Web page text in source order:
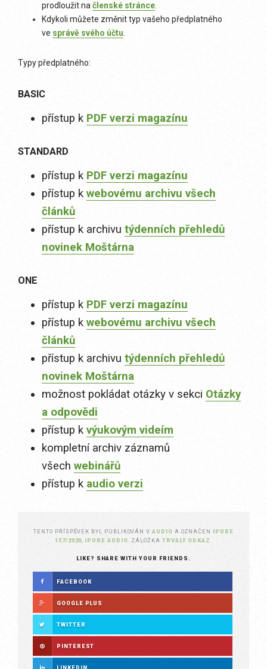
prodloužit na členské stránce
Kdykoli můžete změnit typ vašeho předplatného
ve správě svého účtu
Typy předplatného:
BASIC
přístup k PDF verzi magazínu
STANDARD
přístup k PDF verzi magazínu
přístup k webovému archivu všech
článků
přístup k archivu týdenních přehledů
novinek Moštárna
ONE
přístup k PDF verzi magazínu
přístup k webovému archivu všech
článků
přístup k archivu týdenních přehledů
novinek Moštárna
možnost pokládat otázky v sekci Otázky
a odpovědi
přístup k výukovým videím
kompletní archiv záznamů
všech webinářů
přístup k audio verzi
TENTO PŘÍSPĚVEK BYL PUBLIKOVÁN VAUDIO A OZNAČEN IPURE
157/2020 IPURE AUDIO . ZÁLOŽKA TRVALÝ ODKAZ
LIKE? SHARE WITH YOUR FRIENDS.
FACEBOOK
GOOGLE PLUS
TWITTER
PINTEREST
LINKEDIN